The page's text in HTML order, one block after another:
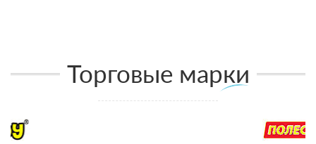
Торговые марки